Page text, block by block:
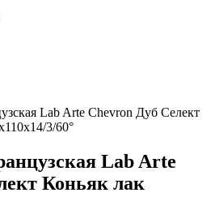
Lab Arte Chevron Дуб Селект
3/60°
Lab Arte
Коньяк лак